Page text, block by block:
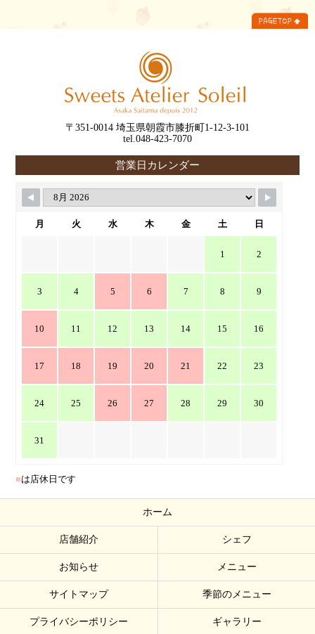
〒351-0014 埼玉県朝霞市膝折町1-12-3-101
tel.048-423-7070
営業日カレンダー
月 火 水 木 金 土 日
1 2
3 4 5 6 7 8 9
10 11 12 13 14 15 16
17 18 19 20 21 22 23
24 25 26 27 28 29 30
31
■は店休日です
ホーム
店舗紹介 シェフ
お知らせ メニュー
サイトマップ 季節のメニュー
プライバシーポリシー ギャラリー